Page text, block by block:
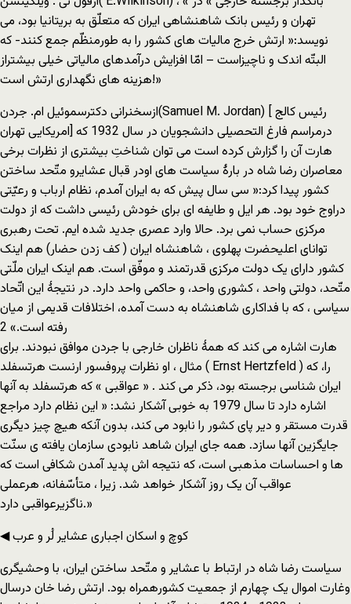
تهران و رئیس بانک شاهنشاهی ایران که متعلّق به بریتانیا بود، می
نویسد:« ارتش خرج مالیات های کشور را به طورمنظّم جمع کنند- که
البتّه اندک و ناچیزاست – امّا افزایش درآمدهای مالیاتی خیلی بیشتراز
هزینه های نگهداری ارتش است!»
ازسخنرانی دکترسموئیل ام. جردن(Samuel M. Jordan) [ رئیس کالج
امریکایی تهران] درمراسم فارغ التحصیلی دانشجویان در سال 1932 که
هارت آن را گزارش کرده است می توان شناختِ بیشتری از نظرات برخی
معاصران رضا شاه در بارۀ سیاست های اودر قبال عشایرو متّحد ساختن
کشور پیدا کرد:« سی سال پیش که به ایران آمدم، نظام ارباب و رعیّتی
دراوج خود بود. هر ایل و طایفه ای برای خودش رئیسی داشت که از دولت
مرکزی حساب نمی برد. حالا وارد عصری جدید شده ایم. تحت رهبری
توانای اعلیحضرت پهلوی ، شاهنشاه ایران ( کف زدن حضار) هم اینک
کشور دارای یک دولت مرکزی قدرتمند و موفّق است. هم اینک ایران ملّتی
متّحد، دولتی واحد ، کشوری واحد، و حاکمی واحد دارد. در نتیجۀ این اتّحاد
سیاسی ، که با فداکاری شاهنشاه به دست آمده، اختلافات قدیمی از میان
رفته است.» 2
هارت اشاره می کند که همۀ ناظران خارجی با جردن موافق نبودند. برای
مثال ، او نظرات پروفسور ارنست هرتسفلد ( Ernst Hertzfeld ) را، که
ایران شناسی برجسته بود، ذکر می کند . « عواقبی » که هرتسفلد به آنها
اشاره دارد تا سال 1979 به خوبی آشکار نشد: « این نظام دارد مراجع
قدرت مستقر و دیر پای کشور را نابود می کند، بدون آنکه هیچ چیز دیگری
جایگزین آنها سازد. همه جای ایران شاهد نابودی سازمان یافته ی سنّت
ها و احساسات مذهبی است، که نتیجه اش پدید آمدن شکافی است که
عواقب آن یک روز آشکار خواهد شد. زیرا ، متأسّفانه، هرعملی
ناگزیرعواقبی دارد.»
◀ کوچ و اسکان اجباری عشایر لُر و عرب
سیاست رضا شاه در ارتباط با عشایر و متّحد ساختن ایران، با وحشیگری
وغارت اموال یک چهارم از جمعیت کشورهمراه بود. ارتش رضا خان درسال